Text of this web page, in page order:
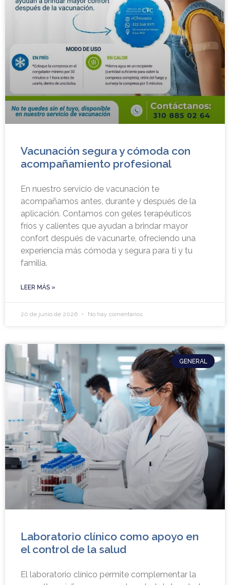
Vacunación segura y cómoda con
acompañamiento profesional
En nuestro servicio de vacunación te
acompañamos antes, durante y después de la
aplicación. Contamos con geles terapéuticos
fríos y calientes que ayudan a brindar mayor
confort después de vacunarte, ofreciendo una
experiencia más cómoda y segura para ti y tu
familia.
LEER MÁS »
20 de junio de 2026 No hay comentarios
GENERAL
Laboratorio clínico como apoyo en
el control de la salud
El laboratorio clínico permite complementar la